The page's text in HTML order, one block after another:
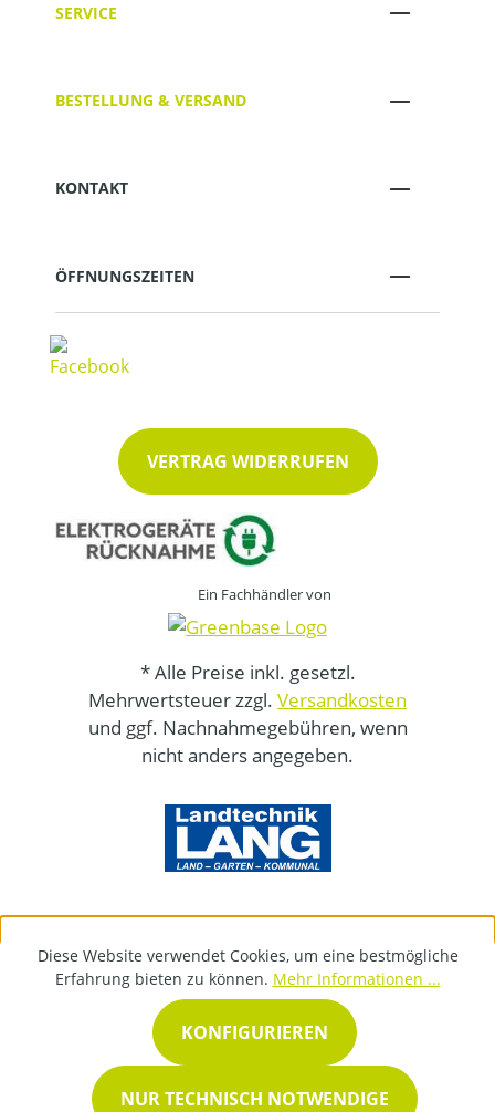
SERVICE
BESTELLUNG & VERSAND
KONTAKT
ÖFFNUNGSZEITEN
VERTRAG WIDERRUFEN
Ein Fachhändler von
* Alle Preise inkl. gesetzl.
Mehrwertsteuer zzgl. Versandkosten
und ggf. Nachnahmegebühren, wenn
nicht anders angegeben.
Diese Website verwendet Cookies, um eine bestmögliche
Erfahrung bieten zu können. Mehr Informationen ...
NUR TECHNISCH NOTWENDIGE
KONFIGURIEREN